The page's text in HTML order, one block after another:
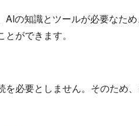
の知識とツールが必要なた
ができます。
を必要としません。そのため